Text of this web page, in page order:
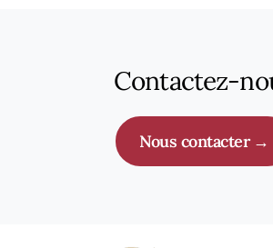
Contactez-
Nous contacter